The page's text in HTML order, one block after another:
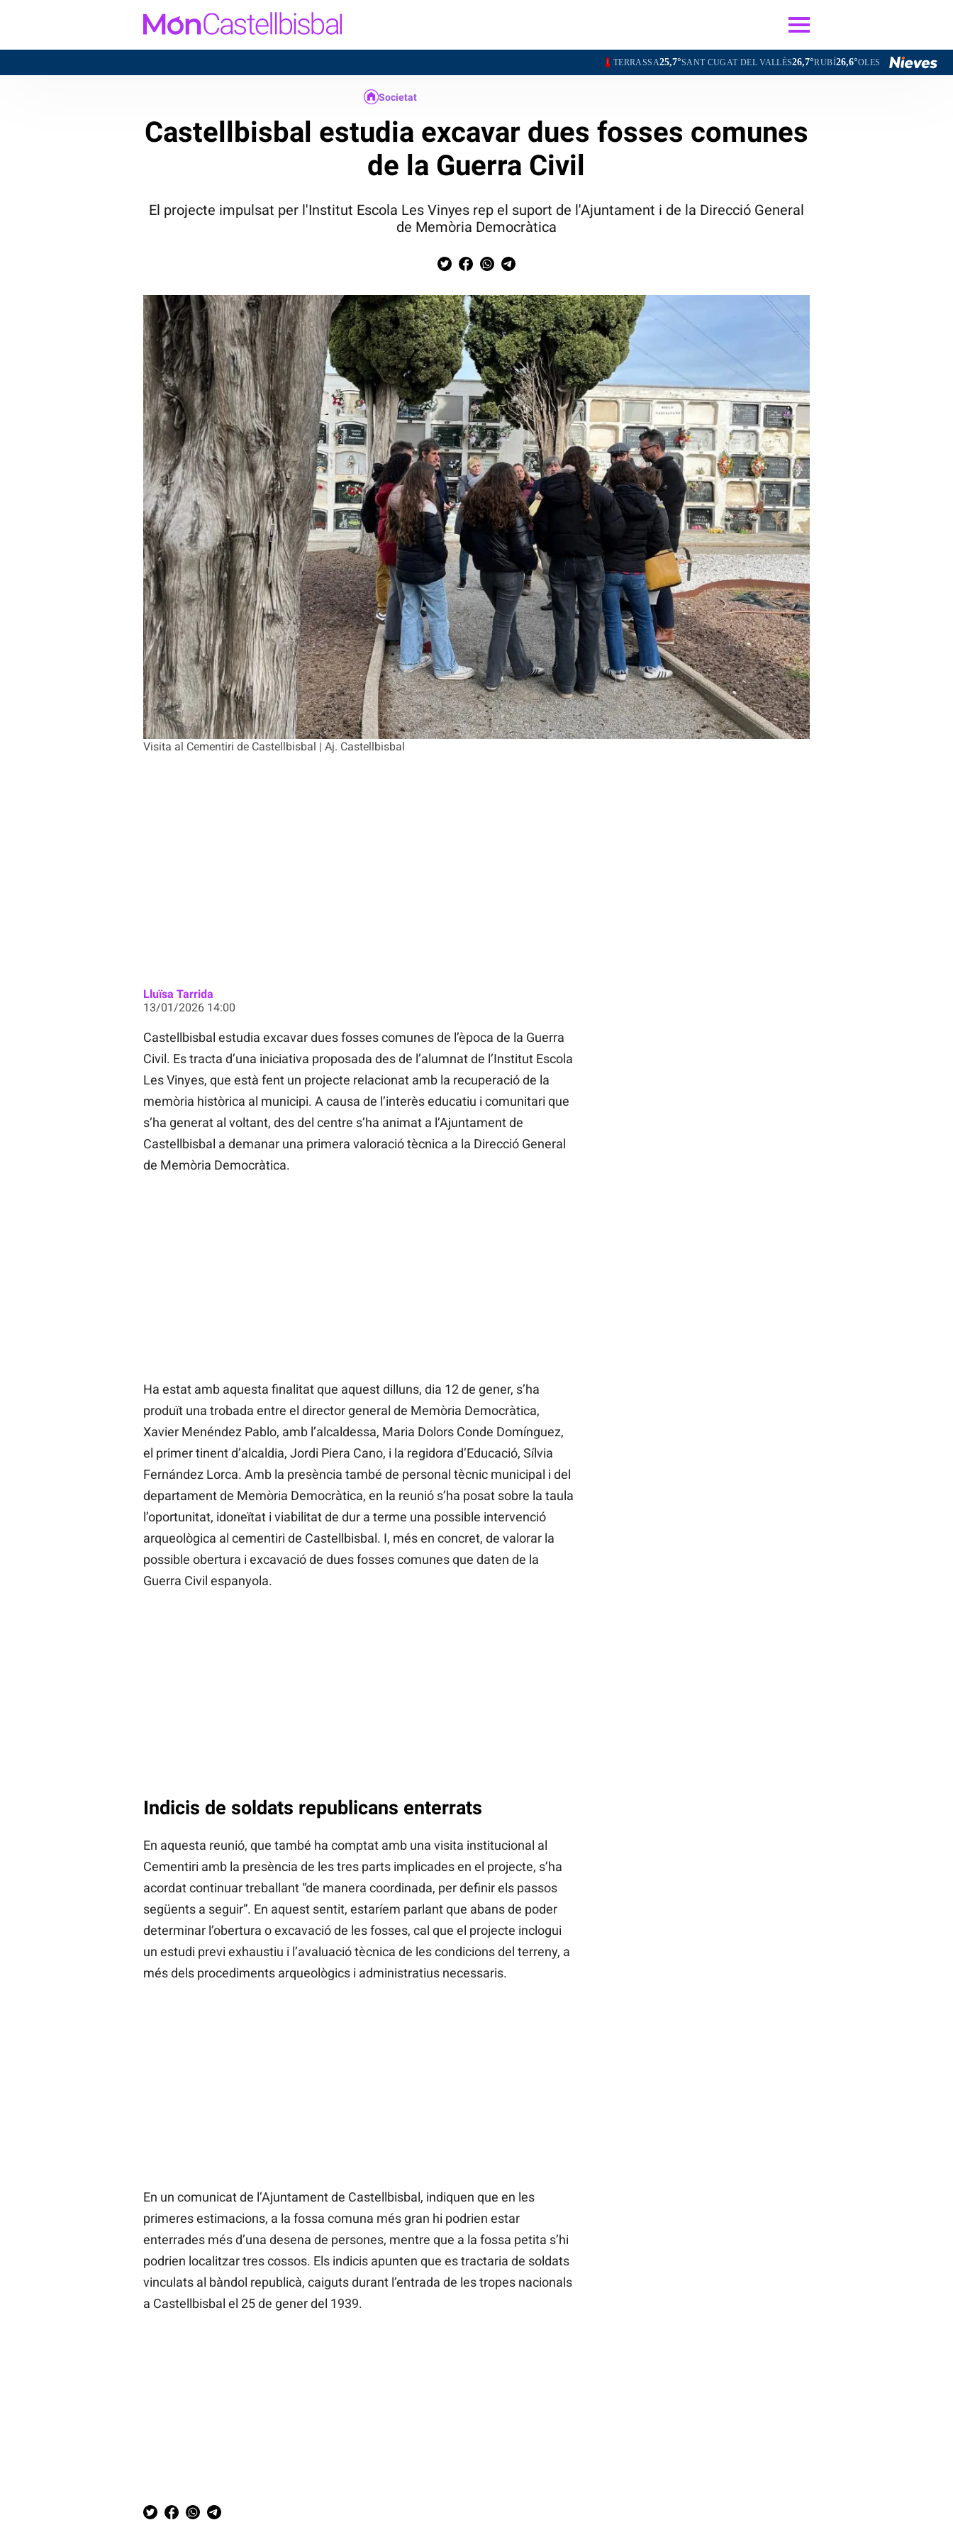
25,7°SANT CUGAT DEL VALLÈS26,7°RUBÍ26,6°OLESA DE MONTSERRAT26,0°VIELHA
Visita al Cementiri de Castellbisbal | Aj. Castellbisbal
Societat
Castellbisbal estudia excavar dues fosses comunes
de la Guerra Civil
El projecte impulsat per l'Institut Escola Les Vinyes rep el suport de l'Ajuntament i de la Direcció General
de Memòria Democràtica
Lluïsa Tarrida
13/01/2026 14:00
Castellbisbal estudia excavar dues fosses comunes de l’època de la Guerra
Civil. Es tracta d’una iniciativa proposada des de l’alumnat de l’Institut Escola
Les Vinyes, que està fent un projecte relacionat amb la recuperació de la
memòria històrica al municipi. A causa de l’interès educatiu i comunitari que
s’ha generat al voltant, des del centre s’ha animat a l’Ajuntament de
Castellbisbal a demanar una primera valoració tècnica a la Direcció General
de Memòria Democràtica.
Ha estat amb aquesta finalitat que aquest dilluns, dia 12 de gener, s’ha
produït una trobada entre el director general de Memòria Democràtica,
Xavier Menéndez Pablo, amb l’alcaldessa, Maria Dolors Conde Domínguez,
el primer tinent d’alcaldia, Jordi Piera Cano, i la regidora d’Educació, Sílvia
Fernández Lorca. Amb la presència també de personal tècnic municipal i del
departament de Memòria Democràtica, en la reunió s’ha posat sobre la taula
l’oportunitat, idoneïtat i viabilitat de dur a terme una possible intervenció
arqueològica al cementiri de Castellbisbal. I, més en concret, de valorar la
possible obertura i excavació de dues fosses comunes que daten de la
Guerra Civil espanyola.
Indicis de soldats republicans enterrats
En aquesta reunió, que també ha comptat amb una visita institucional al
Cementiri amb la presència de les tres parts implicades en el projecte, s’ha
acordat continuar treballant “de manera coordinada, per definir els passos
següents a seguir”. En aquest sentit, estaríem parlant que abans de poder
determinar l’obertura o excavació de les fosses, cal que el projecte inclogui
un estudi previ exhaustiu i l’avaluació tècnica de les condicions del terreny, a
més dels procediments arqueològics i administratius necessaris.
En un comunicat de l’Ajuntament de Castellbisbal, indiquen que en les
primeres estimacions, a la fossa comuna més gran hi podrien estar
enterrades més d’una desena de persones, mentre que a la fossa petita s’hi
podrien localitzar tres cossos. Els indicis apunten que es tractaria de soldats
vinculats al bàndol republicà, caiguts durant l’entrada de les tropes nacionals
a Castellbisbal el 25 de gener del 1939.